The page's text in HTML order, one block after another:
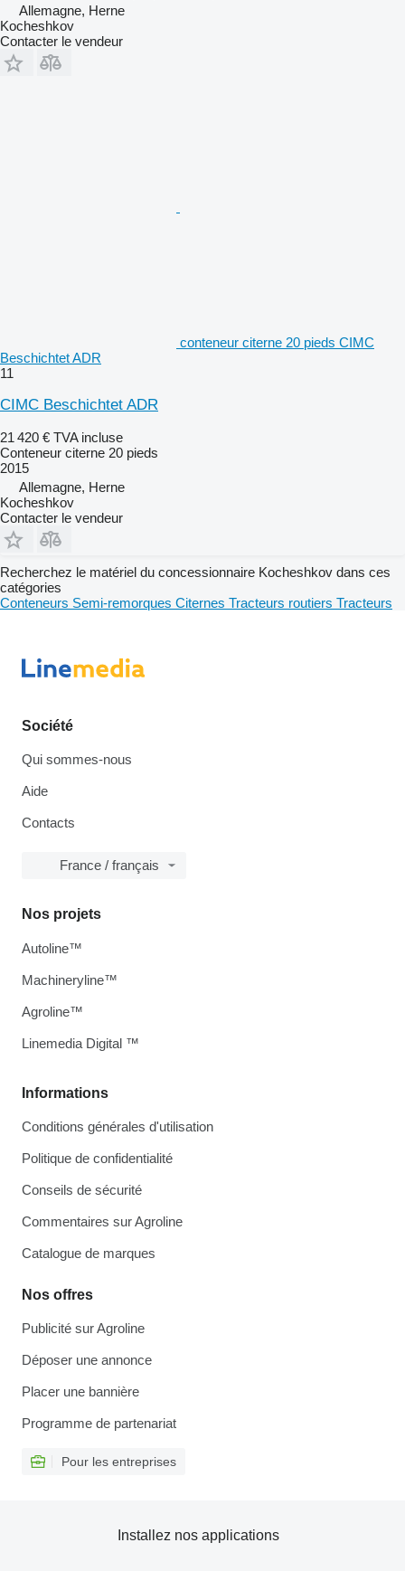
Allemagne, Herne
Kocheshkov
Contacter le vendeur
conteneur citerne 20 pieds CIMC
Beschichtet ADR
11
CIMC Beschichtet ADR
21 420 € TVA incluse
Conteneur citerne 20 pieds
2015
Allemagne, Herne
Kocheshkov
Contacter le vendeur
Recherchez le matériel du concessionnaire Kocheshkov dans ces
catégories
Conteneurs Semi-remorques Citernes Tracteurs routiers Tracteurs
Société
Qui sommes-nous
Aide
Contacts
France / français
Informations
Conditions générales d'utilisation
Politique de confidentialité
Conseils de sécurité
Commentaires sur Agroline
Catalogue de marques
Nos offres
Publicité sur Agroline
Déposer une annonce
Placer une bannière
Programme de partenariat
Pour les entreprises
Nos projets
Autoline™
Machineryline™
Agroline™
Linemedia Digital ™
Installez nos applications